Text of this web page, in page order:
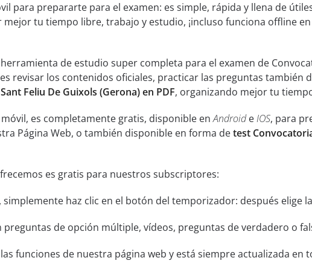
para prepararte para el examen: es simple, rápida y llena de
tu tiempo libre, trabajo y estudio, ¡incluso funciona offline
de estudio super completa para el examen de
revisar los contenidos oficiales, practicar las preguntas también
Feliu De Guixols (Gerona) en PDF, organizando mejor tu
es completamente gratis, disponible enAndroideIOS, para
Página Web, o también disponible en forma detest
es gratis para nuestros subscriptores:
simplemente haz clic en el botón del temporizador: después elige
preguntas de opción múltiple, vídeos, preguntas de verdadero o
funciones de nuestra página web y está siempre actualizada en